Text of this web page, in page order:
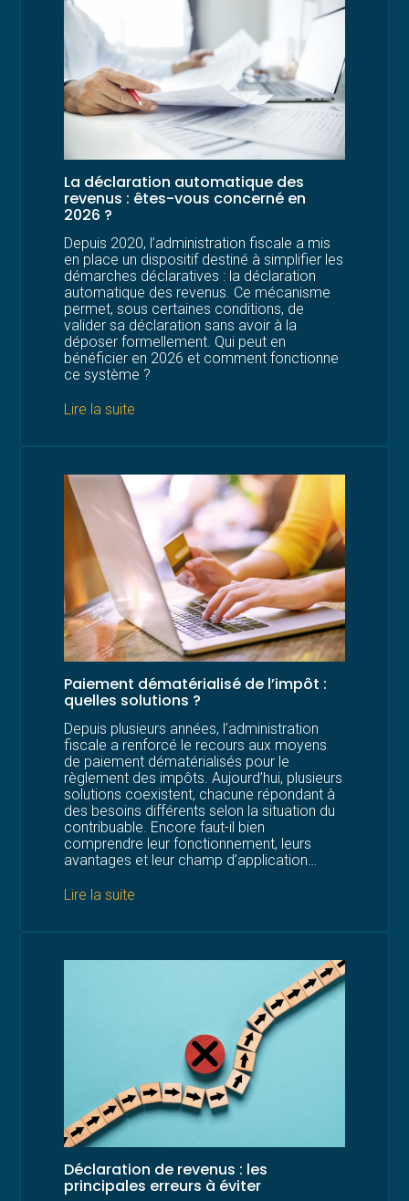
La déclaration automatique des
revenus : êtes-vous concerné en
2026 ?
Depuis 2020, l’administration fiscale a mis
en place un dispositif destiné à simplifier les
démarches déclaratives : la déclaration
automatique des revenus. Ce mécanisme
permet, sous certaines conditions, de
valider sa déclaration sans avoir à la
déposer formellement. Qui peut en
bénéficier en 2026 et comment fonctionne
ce système ?
Lire la suite
Paiement dématérialisé de l’impôt :
quelles solutions ?
Depuis plusieurs années, l’administration
fiscale a renforcé le recours aux moyens
de paiement dématérialisés pour le
règlement des impôts. Aujourd’hui, plusieurs
solutions coexistent, chacune répondant à
des besoins différents selon la situation du
contribuable. Encore faut-il bien
comprendre leur fonctionnement, leurs
avantages et leur champ d’application…
Lire la suite
Déclaration de revenus : les
principales erreurs à éviter